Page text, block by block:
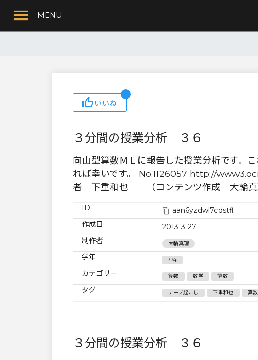
MENU
いいね
３分間の授業分析 ３６
向山型算数ＭＬに報告した授業分析です。
れば幸いです。 No.1126057 http://
者 下重和也 （コンテンツ作成 大輪真
ID
aan6yzdwl7cdstfl
作成日
2013-3-27
制作者
大輪真理
学年 小4
カテゴリー 算数 数学 算数
タグ テープ起こし 下重和也 算数
３分間の授業分析 ３６